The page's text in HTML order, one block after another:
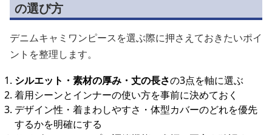
の選び方
デニムキャミワンピースを選ぶ際に押さえておきたいポイ
ントを整理します。
シルエット・素材の厚み・丈の長さの3点を軸に選ぶ
着用シーンとインナーの使い方を事前に決めておく
デザイン性・着まわしやすさ・体型カバーのどれを優先
するかを明確にする